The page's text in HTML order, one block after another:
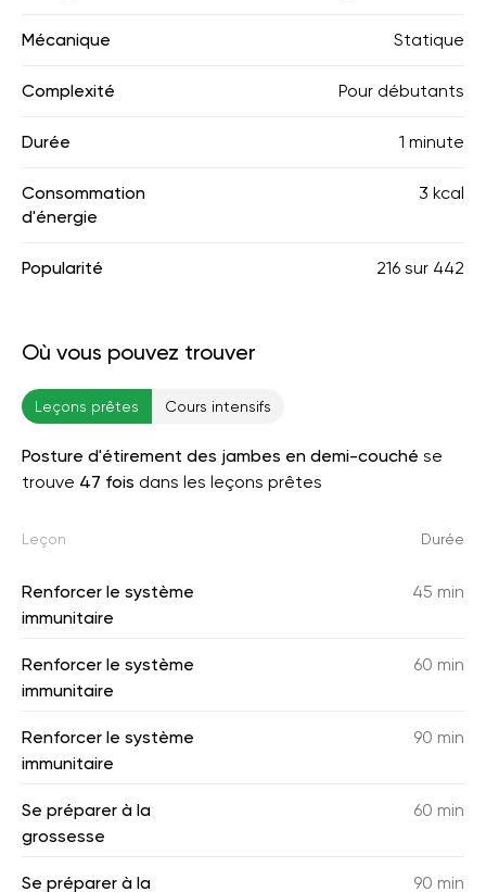
Mécanique Statique
Complexité Pour débutants
Durée 1 minute
Consommation
d'énergie
3 kcal
Popularité 216 sur 442
Où vous pouvez trouver
Leçons prêtes Cours intensifs
Posture d'étirement des jambes en demi-couché se
trouve 47 fois dans les leçons prêtes
Leçon Durée
Renforcer le système
immunitaire
45 min
Renforcer le système
immunitaire
60 min
Renforcer le système
immunitaire
90 min
Se préparer à la
grossesse
60 min
Se préparer à la 90 min